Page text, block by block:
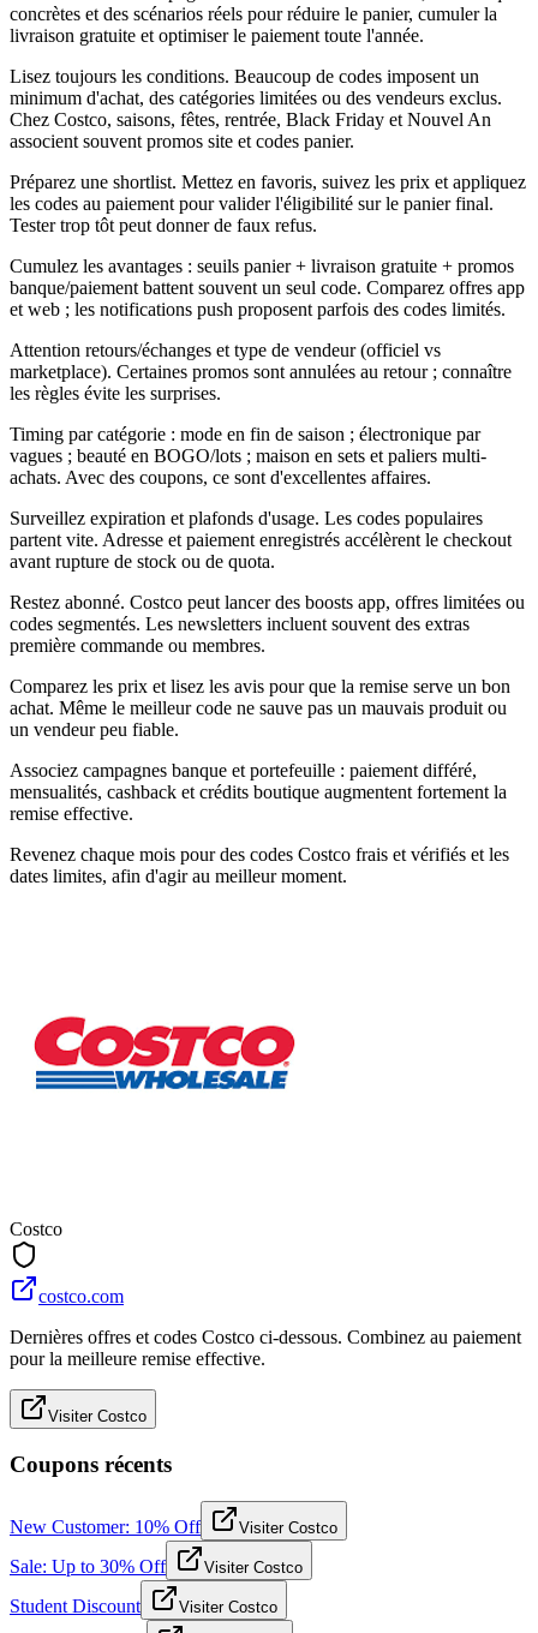
concrètes et des scénarios réels pour réduire le panier, cumuler la
livraison gratuite et optimiser le paiement toute l'année.
Lisez toujours les conditions. Beaucoup de codes imposent un
minimum d'achat, des catégories limitées ou des vendeurs exclus.
Chez Costco, saisons, fêtes, rentrée, Black Friday et Nouvel An
associent souvent promos site et codes panier.
Préparez une shortlist. Mettez en favoris, suivez les prix et appliquez
les codes au paiement pour valider l'éligibilité sur le panier final.
Tester trop tôt peut donner de faux refus.
Cumulez les avantages : seuils panier + livraison gratuite + promos
banque/paiement battent souvent un seul code. Comparez offres app
et web ; les notifications push proposent parfois des codes limités.
Attention retours/échanges et type de vendeur (officiel vs
marketplace). Certaines promos sont annulées au retour ; connaître
les règles évite les surprises.
Timing par catégorie : mode en fin de saison ; électronique par
vagues ; beauté en BOGO/lots ; maison en sets et paliers multi-
achats. Avec des coupons, ce sont d'excellentes affaires.
Surveillez expiration et plafonds d'usage. Les codes populaires
partent vite. Adresse et paiement enregistrés accélèrent le checkout
avant rupture de stock ou de quota.
Restez abonné. Costco peut lancer des boosts app, offres limitées ou
codes segmentés. Les newsletters incluent souvent des extras
première commande ou membres.
Comparez les prix et lisez les avis pour que la remise serve un bon
achat. Même le meilleur code ne sauve pas un mauvais produit ou
un vendeur peu fiable.
Associez campagnes banque et portefeuille : paiement différé,
mensualités, cashback et crédits boutique augmentent fortement la
remise effective.
Revenez chaque mois pour des codes Costco frais et vérifiés et les
dates limites, afin d'agir au meilleur moment.
Costco
costco.com
Dernières offres et codes Costco ci-dessous. Combinez au paiement
pour la meilleure remise effective.
Visiter Costco
Coupons récents
New Customer: 10% Off Visiter Costco
Sale: Up to 30% Off Visiter Costco
Student Discount Visiter Costco